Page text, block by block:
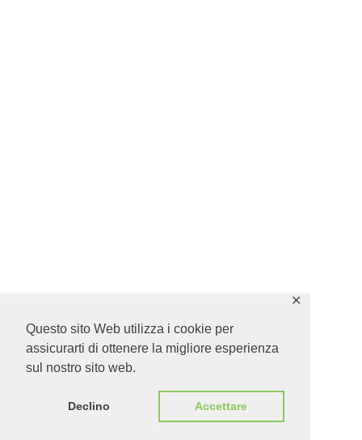
Questo sito Web utilizza i cookie per
assicurarti di ottenere la migliore esperienza
sul nostro sito web.
Declino Accettare
✕